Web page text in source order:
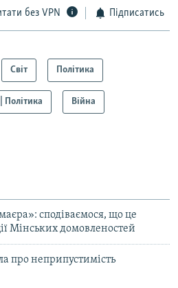
без VPN Підписатись
Світ Політика
Політика Війна
сподіваємося, що це
Мінських домовленостей
про неприпустимість